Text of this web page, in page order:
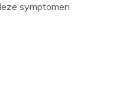
symptomen